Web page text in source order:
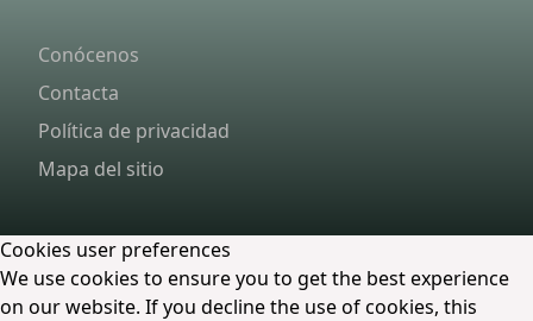
Conócenos
Contacta
Política de privacidad
Mapa del sitio
Cookies user preferences
We use cookies to ensure you to get the best experience
on our website. If you decline the use of cookies, this